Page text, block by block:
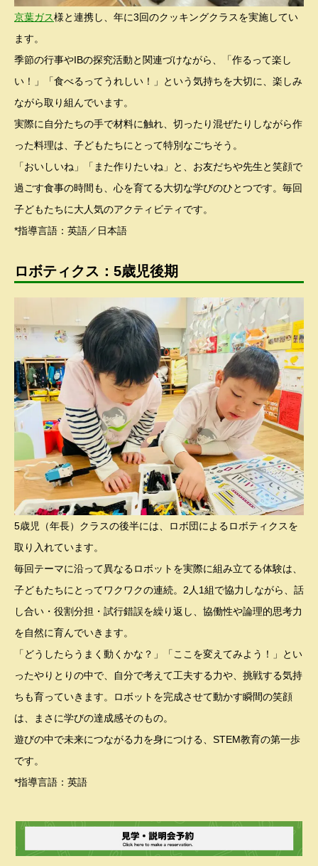
京葉ガス様と連携し、年に3回のクッキングクラスを実施してい
ます。
季節の行事やIBの探究活動と関連づけながら、「作るって楽し
い！」「食べるってうれしい！」という気持ちを大切に、楽しみ
ながら取り組んでいます。
実際に自分たちの手で材料に触れ、切ったり混ぜたりしながら作
った料理は、子どもたちにとって特別なごちそう。
「おいしいね」「また作りたいね」と、お友だちや先生と笑顔で
過ごす食事の時間も、心を育てる大切な学びのひとつです。毎回
子どもたちに大人気のアクティビティです。
*指導言語：英語／日本語
ロボティクス：5歳児後期
5歳児（年長）クラスの後半には、ロボ団によるロボティクスを
取り入れています。
毎回テーマに沿って異なるロボットを実際に組み立てる体験は、
子どもたちにとってワクワクの連続。2人1組で協力しながら、話
し合い・役割分担・試行錯誤を繰り返し、協働性や論理的思考力
を自然に育んでいきます。
「どうしたらうまく動くかな？」「ここを変えてみよう！」とい
ったやりとりの中で、自分で考えて工夫する力や、挑戦する気持
ちも育っていきます。ロボットを完成させて動かす瞬間の笑顔
は、まさに学びの達成感そのもの。
遊びの中で未来につながる力を身につける、STEM教育の第一歩
です。
*指導言語：英語